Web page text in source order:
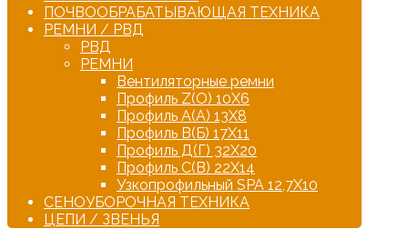
ПОЧВООБРАБАТЫВАЮЩАЯ ТЕХНИКА
РЕМНИ / РВД
РВД
РЕМНИ
Вентиляторные ремни
Профиль Z(О) 10Х6
Профиль А(А) 13Х8
Профиль В(Б) 17Х11
Профиль Д(Г) 32Х20
Профиль С(В) 22Х14
Узкопрофильный SPA 12,7Х10
СЕНОУБОРОЧНАЯ ТЕХНИКА
ЦЕПИ / ЗВЕНЬЯ